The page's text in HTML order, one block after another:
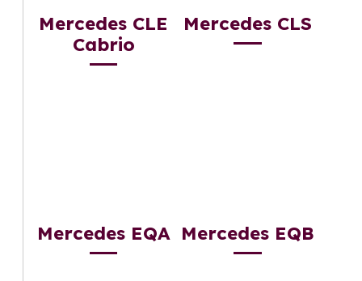
Mercedes CLE
Cabrio
Mercedes CLS
Mercedes EQA Mercedes EQB